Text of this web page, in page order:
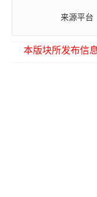
来源平台
本版块所发布信